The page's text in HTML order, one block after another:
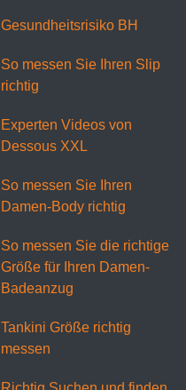
Gesundheitsrisiko BH
So messen Sie Ihren Slip
richtig
Experten Videos von
Dessous XXL
So messen Sie Ihren
Damen-Body richtig
So messen Sie die richtige
Größe für Ihren Damen-
Badeanzug
Tankini Größe richtig
messen